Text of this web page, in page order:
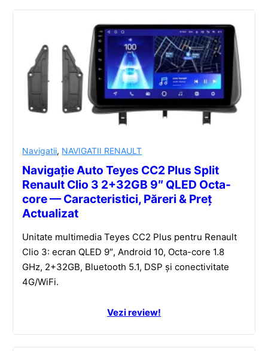
Navigatii, NAVIGATII RENAULT
Navigație Auto Teyes CC2 Plus Split
Renault Clio 3 2+32GB 9″ QLED Octa-
core — Caracteristici, Păreri & Preț
Actualizat
Unitate multimedia Teyes CC2 Plus pentru Renault
Clio 3: ecran QLED 9″, Android 10, Octa-core 1.8
GHz, 2+32GB, Bluetooth 5.1, DSP și conectivitate
4G/WiFi.
Vezi review!